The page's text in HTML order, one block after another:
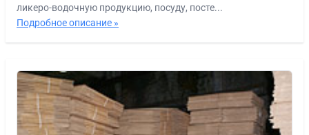
ликеро-водочную продукцию, посуду, посте...
Подробное описание »